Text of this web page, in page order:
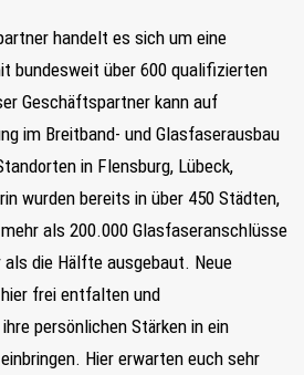
handelt es sich um eine
bundesweit über 600 qualifizierten
Geschäftspartner kann auf
im Breitband- und Glasfaserausbau
in Flensburg, Lübeck,
wurden bereits in über 450 Städten,
als 200.000 Glasfaseranschlüsse
die Hälfte ausgebaut. Neue
frei entfalten und
persönlichen Stärken in ein
Hier erwarten euch sehr